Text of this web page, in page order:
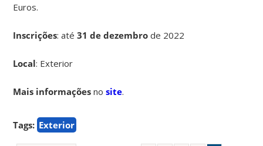
Euros.
Inscrições: até31 de dezembrode 2022
Local: Exterior
Mais informações nosite.
Tags: Exterior